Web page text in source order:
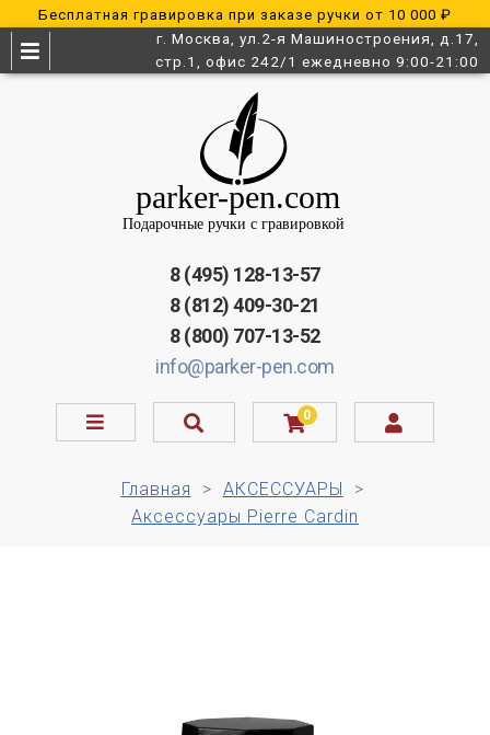
Бесплатная гравировка при заказе ручки от 10 000 ₽
г. Москва, ул.2-я Машиностроения, д.17,
стр.1, офис 242/1 ежедневно 9:00-21:00
8 (495) 128-13-57
8 (812) 409-30-21
8 (800) 707-13-52
info@parker-pen.com
0
Главная
АКСЕССУАРЫ
Аксессуары Pierre Cardin